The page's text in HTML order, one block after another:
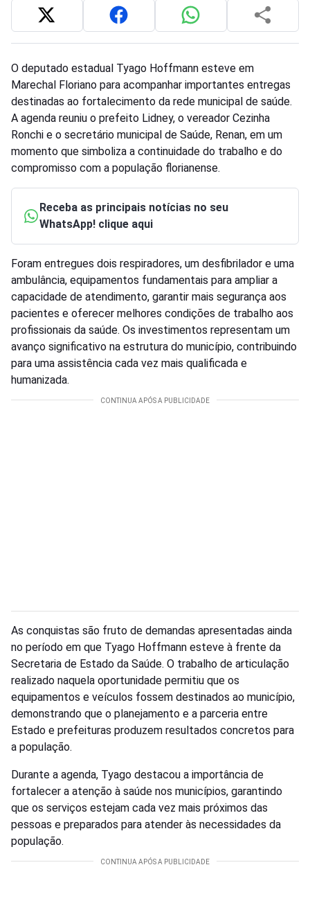
O deputado estadual Tyago Hoffmann esteve em
Marechal Floriano para acompanhar importantes entregas
destinadas ao fortalecimento da rede municipal de saúde.
A agenda reuniu o prefeito Lidney, o vereador Cezinha
Ronchi e o secretário municipal de Saúde, Renan, em um
momento que simboliza a continuidade do trabalho e do
compromisso com a população florianense.
Receba as principais notícias no seu
WhatsApp! clique aqui
Foram entregues dois respiradores, um desfibrilador e uma
ambulância, equipamentos fundamentais para ampliar a
capacidade de atendimento, garantir mais segurança aos
pacientes e oferecer melhores condições de trabalho aos
profissionais da saúde. Os investimentos representam um
avanço significativo na estrutura do município, contribuindo
para uma assistência cada vez mais qualificada e
humanizada.
As conquistas são fruto de demandas apresentadas ainda
no período em que Tyago Hoffmann esteve à frente da
Secretaria de Estado da Saúde. O trabalho de articulação
realizado naquela oportunidade permitiu que os
equipamentos e veículos fossem destinados ao município,
demonstrando que o planejamento e a parceria entre
Estado e prefeituras produzem resultados concretos para
a população.
Durante a agenda, Tyago destacou a importância de
fortalecer a atenção à saúde nos municípios, garantindo
que os serviços estejam cada vez mais próximos das
pessoas e preparados para atender às necessidades da
população.